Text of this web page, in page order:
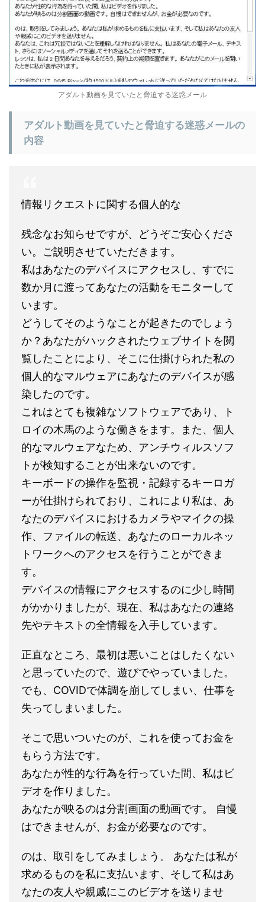
アダルト動画を見ていたと脅迫する迷惑メール
アダルト動画を見ていたと脅迫する迷惑メールの
内容
情報リクエストに関する個人的な
残念なお知らせですが、どうぞご安心くださ
い。ご説明させていただきます。
私はあなたのデバイスにアクセスし、すでに
数か月に渡ってあなたの活動をモニターして
います。
どうしてそのようなことが起きたのでしょう
か？あなたがハックされたウェブサイトを閲
覧したことにより、そこに仕掛けられた私の
個人的なマルウェアにあなたのデバイスが感
染したのです。
これはとても複雑なソフトウェアであり、ト
ロイの木馬のような働きをます。また、個人
的なマルウェアなため、アンチウィルスソフ
トが検知することが出来ないのです。
キーボードの操作を監視・記録するキーロガ
ーが仕掛けられており、これにより私は、あ
なたのデバイスにおけるカメラやマイクの操
作、ファイルの転送、あなたのローカルネッ
トワークへのアクセスを行うことができま
す。
デバイスの情報にアクセスするのに少し時間
がかかりましたが、現在、私はあなたの連絡
先やテキストの全情報を入手しています。
正直なところ、最初は悪いことはしたくない
と思っていたので、遊びでやっていました。
でも、COVIDで体調を崩してしまい、仕事を
失ってしまいました。
そこで思いついたのが、これを使ってお金を
もらう方法です。
あなたが性的な行為を行っていた間、私はビ
デオを作りました。
あなたが映るのは分割画面の動画です。 自慢
はできませんが、お金が必要なのです。
のは、取引をしてみましょう。 あなたは私が
求めるものを私に支払います、そして私はあ
なたの友人や親戚にこのビデオを送りませ